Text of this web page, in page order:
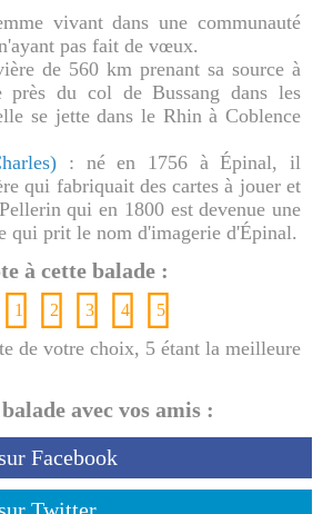
vivant dans une communauté
pas fait de vœux.
de 560 km prenant sa source à
près du col de Bussang dans les
se jette dans le Rhin à Coblence
: né en 1756 à Épinal, il
qui fabriquait des cartes à jouer et
qui en 1800 est devenue une
qui prit le nom d'imagerie d'Épinal.
à cette balade :
1 2 3 4 5
de votre choix, 5 étant la meilleure
avec vos amis :
Facebook